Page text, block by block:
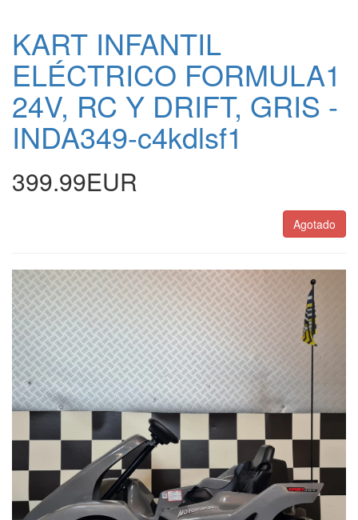
KART INFANTIL
ELÉCTRICO FORMULA1
24V, RC Y DRIFT, GRIS -
INDA349-c4kdlsf1
399.99EUR
Agotado